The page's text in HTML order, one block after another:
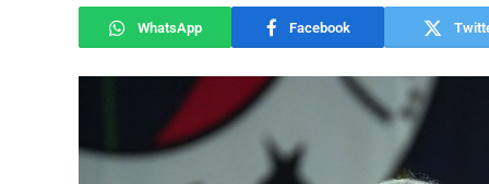
WhatsApp Facebook